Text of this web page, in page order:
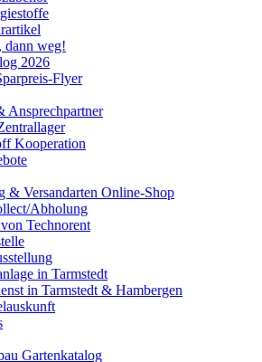
dann weg!
2026
Flyer
Ansprechpartner
Kooperation
& Versandarten Online-Shop
Abholung
Technorent
in Tarmstedt
in Tarmstedt & Hambergen
Gartenkatalog